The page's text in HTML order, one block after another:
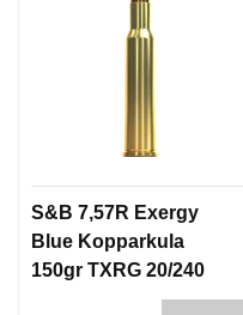
S&B 7,57R Exergy
Blue Kopparkula
150gr TXRG 20/240